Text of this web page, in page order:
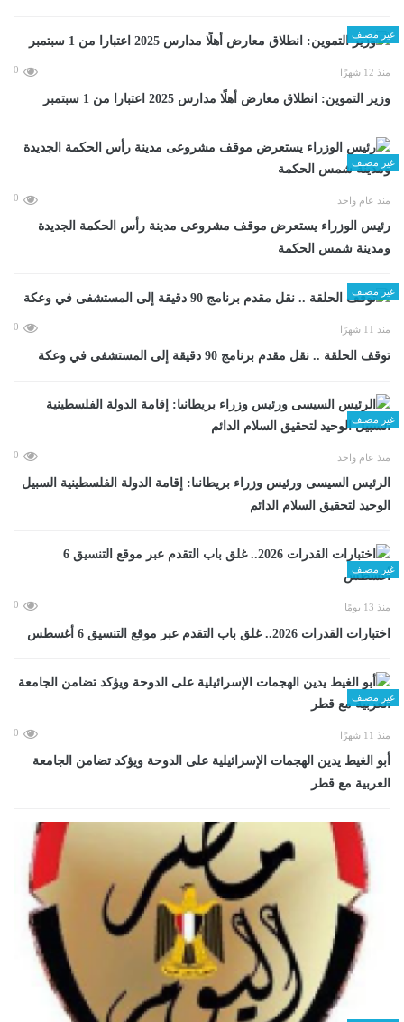
غير مصنف
منذ 12 شهرًا 0
وزير التموين: انطلاق معارض أهلًا مدارس 2025 اعتبارا من 1 سبتمبر
غير مصنف
منذ عام واحد 0
رئيس الوزراء يستعرض موقف مشروعى مدينة رأس الحكمة الجديدة
ومدينة شمس الحكمة
غير مصنف
منذ 11 شهرًا 0
توقف الحلقة .. نقل مقدم برنامج 90 دقيقة إلى المستشفى في وعكة
غير مصنف
منذ عام واحد 0
الرئيس السيسى ورئيس وزراء بريطانىا: إقامة الدولة الفلسطينية السبيل
الوحيد لتحقيق السلام الدائم
غير مصنف
منذ 13 يومًا 0
اختبارات القدرات 2026.. غلق باب التقدم عبر موقع التنسيق 6 أغسطس
غير مصنف
منذ 11 شهرًا 0
أبو الغيط يدين الهجمات الإسرائيلية على الدوحة ويؤكد تضامن الجامعة
العربية مع قطر